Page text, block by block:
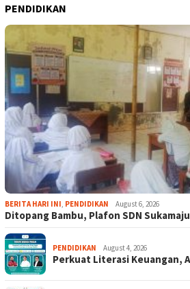
PENDIDIKAN
BERITA HARI INI PENDIDIKAN August 6, 2026
Ditopang Bambu, Plafon SDN
PENDIDIKAN August 4, 2026
Perkuat Literasi Keuangan,